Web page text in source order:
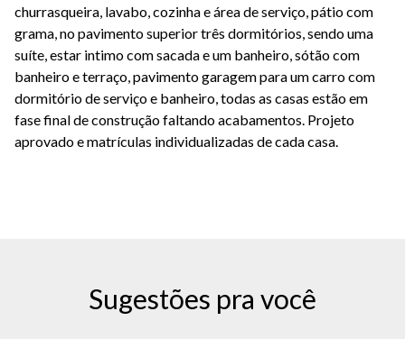
churrasqueira, lavabo, cozinha e área de serviço, pátio com
grama, no pavimento superior três dormitórios, sendo uma
suíte, estar intimo com sacada e um banheiro, sótão com
banheiro e terraço, pavimento garagem para um carro com
dormitório de serviço e banheiro, todas as casas estão em
fase final de construção faltando acabamentos. Projeto
aprovado e matrículas individualizadas de cada casa.
Sugestões pra você